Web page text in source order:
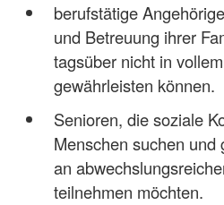
berufstätige
und Betreuung ihrer
tagsüber nicht in
gewährleisten können.
Senioren, die soziale
Menschen suchen und
an
teilnehmen möchten.